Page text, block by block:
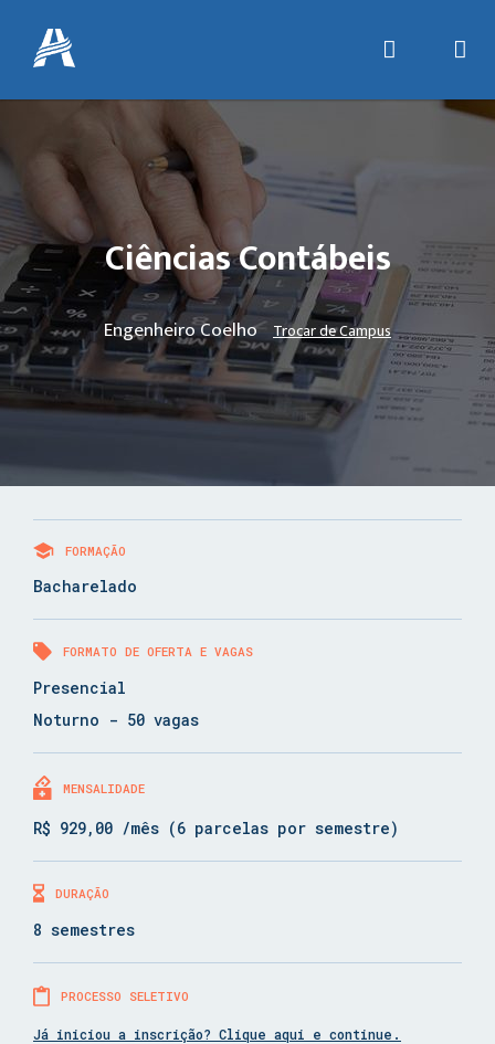
Ciências Contábeis
Engenheiro Coelho Trocar de Campus
FORMAÇÃO
Bacharelado
FORMATO DE OFERTA E VAGAS
Presencial
Noturno - 50 vagas
MENSALIDADE
R$ 929,00 /mês (6 parcelas por semestre)
DURAÇÃO
8 semestres
PROCESSO SELETIVO
Já iniciou a inscrição? Clique aqui e continue.